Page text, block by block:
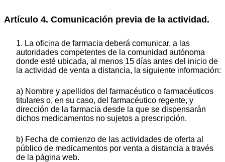
Artículo 4. Comunicación previa de la actividad.
1. La oficina de farmacia deberá comunicar, a las
autoridades competentes de la comunidad autónoma
donde esté ubicada, al menos 15 días antes del inicio de
la actividad de venta a distancia, la siguiente información:
a) Nombre y apellidos del farmacéutico o farmacéuticos
titulares o, en su caso, del farmacéutico regente, y
dirección de la farmacia desde la que se dispensarán
dichos medicamentos no sujetos a prescripción.
b) Fecha de comienzo de las actividades de oferta al
público de medicamentos por venta a distancia a través
de la página web.